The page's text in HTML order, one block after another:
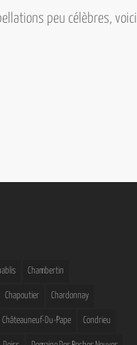
peu célèbres, voici
Chambertin
Chapoutier Chardonnay
Châteauneuf-Du-Pape Condrieu